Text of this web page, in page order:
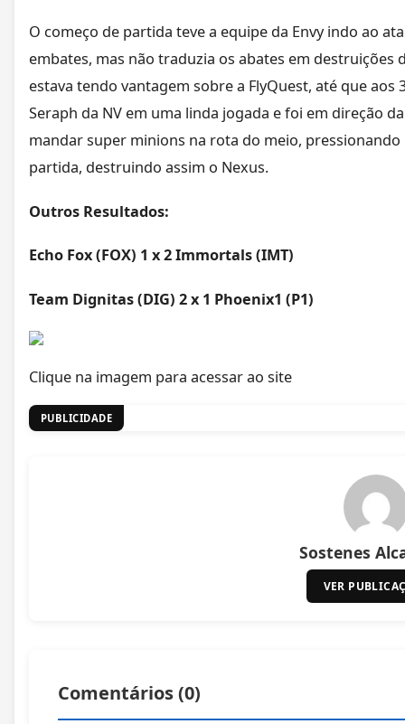
O começo de partida teve a equipe da Envy indo ao
embates, mas não traduzia os abates em destruições
estava tendo vantagem sobre a FlyQuest, até que
Seraph da NV em uma linda jogada e foi em direção
mandar super minions na rota do meio,
partida, destruindo assim o Nexus.
Outros Resultados:
Echo Fox (FOX) 1 x 2 Immortals (IMT)
Team Dignitas (DIG) 2 x 1 Phoenix1 (P1)
Clique na imagem para acessar ao site
PUBLICIDADE
Sostenes
VER
Comentários (0)